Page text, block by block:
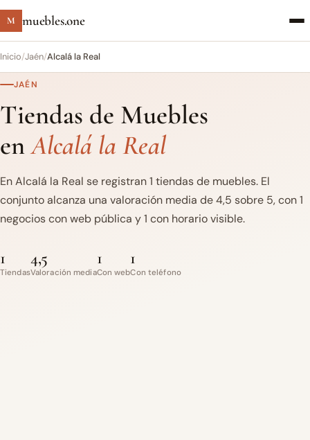
M muebles.one
Inicio/Jaén/Alcalá la Real
JAÉN
Tiendas de Muebles
enAlcalá la Real
En Alcalá la Real se registran 1 tiendas de muebles. El
conjunto alcanza una valoración media de 4,5 sobre 5, con 1
negocios con web pública y 1 con horario visible.
1
Tiendas
4,5
Valoración media
1
Con web
1
Con teléfono